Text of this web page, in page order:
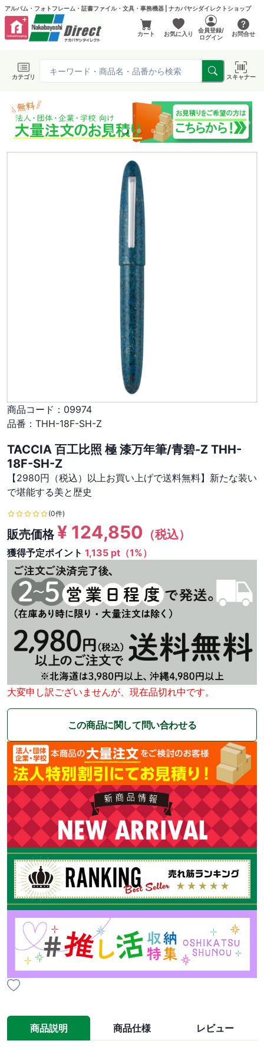
アルバム・フォトフレーム・証書ファイル・文具・事務機器 | ナカバヤシダイレクトショップ
カート お気に入り
会員登録/
ログイン
お問合せ
カテゴリ スキャナー
商品コード： 09974
品番： THH-18F-SH-Z
TACCIA 百工比照 極 漆万年筆/青碧-Z THH-
18F-SH-Z
【2980円（税込）以上お買い上げで送料無料】新たな装い
で堪能する美と歴史
(0件)
販売価格¥ 124,850 （税込）
獲得予定ポイント 1,135 pt（1%）
大変申し訳ございませんが、現在品切れ中です。
この商品に関して問い合わせる
商品説明 商品仕様 レビュー